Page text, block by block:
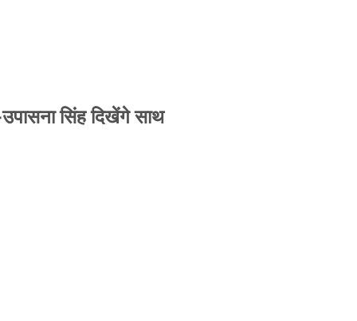
उपासना सिंह दिखेंगे साथ